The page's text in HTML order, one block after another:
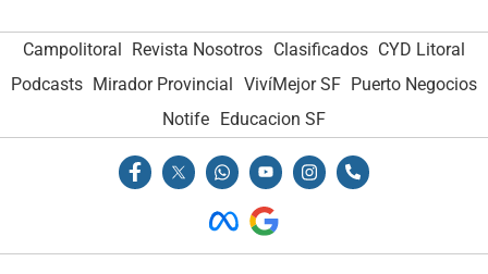
Campolitoral Revista Nosotros Clasificados CYD Litoral
Podcasts Mirador Provincial VivíMejor SF Puerto Negocios
Notife
Educacion SF